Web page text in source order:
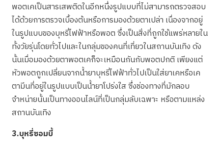
พอตเคเป็นสารเสพติดในอีกหนึ่งรูปแบบที่ไม่สามารถตรวจสอบ
ได้ด้วยการตรวจเบื้องต้นหรือการมองด้วยตาเปล่า เนื่องจากอยู่
ในรูปแบบของบุหรี่ไฟฟ้าหรือพอต ซึ่งเป็นสิ่งที่ถูกใช้แพร่หลายใน
ทั้งวัยรุ่นโดยทั่วไปและในกลุ่มของคนที่เที่ยวในสถานบันเทิง ดัง
นั้นเมื่อมองด้วยตาพอตเคก็จะเหมือนกันกับพอตปกติ เพียงแต่
หัวพอตถูกเปลี่ยนจากน้ำยาบุหรี่ไฟฟ้าทั่วไปเป็นใส่ยาเคหรือเค
ตามีนที่อยู่ในรูปแบบเป็นน้ำยาโปร่งใส ซึ่งช่องทางที่มักลอบ
จำหน่ายนั้นเป็นทางออนไลน์ที่เป็นกลุ่มลับเฉพาะ หรือตามแหล่ง
สถานบันเทิง
3.บุหรี่ซอมบี้